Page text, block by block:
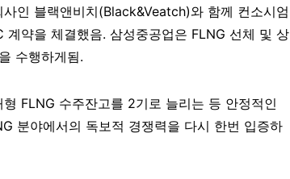
인 블랙앤비치(Black&Veatch)와 함께 컨소시엄
계약을 체결했음. 삼성중공업은 FLNG 선체 및 상
수행하게됨.
FLNG 수주잔고를 2기로 늘리는 등 안정적인
분야에서의 독보적 경쟁력을 다시 한번 입증하